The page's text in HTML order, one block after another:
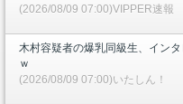
(2026/08/09 07:00)VIPPER速報
木村容疑者の爆乳同級生、イン
ｗ
(2026/08/09 07:00)いたしん！